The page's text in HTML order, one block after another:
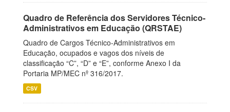
Quadro de Referência dos Servidores Técnico-
Administrativos em Educação (QRSTAE)
Quadro de Cargos Técnico-Administrativos em
Educação, ocupados e vagos dos níveis de
classificação “C”, “D” e “E”, conforme Anexo I da
Portaria MP/MEC nº 316/2017.
CSV